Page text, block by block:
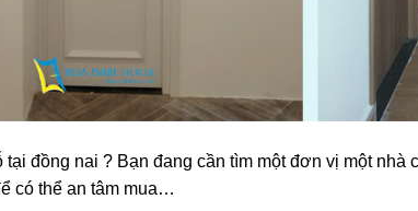
đồng nai ? Bạn đang cần tìm một đơn vị một nhà
có thể an tâm mua…